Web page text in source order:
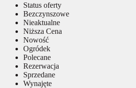
Status oferty
Bezczynszowe
Nieaktualne
Niższa Cena
Nowość
Ogródek
Polecane
Rezerwacja
Sprzedane
Wynajęte